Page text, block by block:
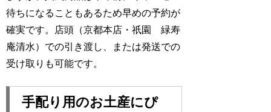
待ちになることもあるため早めの予約が
確実です。店頭（京都本店・祇園 緑寿
庵清水）での引き渡し、または発送での
受け取りも可能です。
手配り用のお土産にぴ